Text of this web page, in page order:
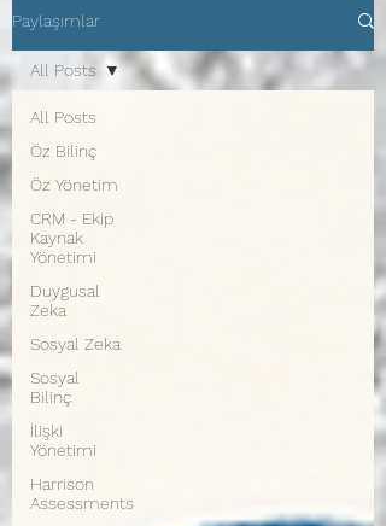
Paylaşımlar
All Posts
Öz Bilinç
Öz Yönetim
CRM - Ekip
Kaynak
Yönetimi
Duygusal
Zeka
Sosyal Zeka
Sosyal
Bilinç
İlişki
Yönetimi
Harrison
Assessments
All Posts